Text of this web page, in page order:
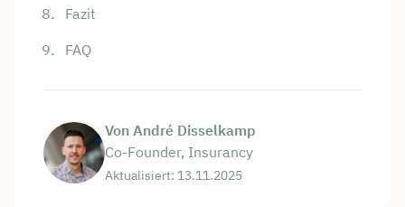
Fazit
FAQ
Von André Disselkamp
Co-Founder, Insurancy
Aktualisiert: 13.11.2025